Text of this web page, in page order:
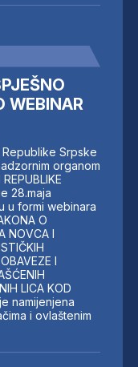
WEBINAR
Srpske
organom
28.maja
u formi webinara
O
NOVCA I
I
LICA KOD
namijenjena
i ovlaštenim